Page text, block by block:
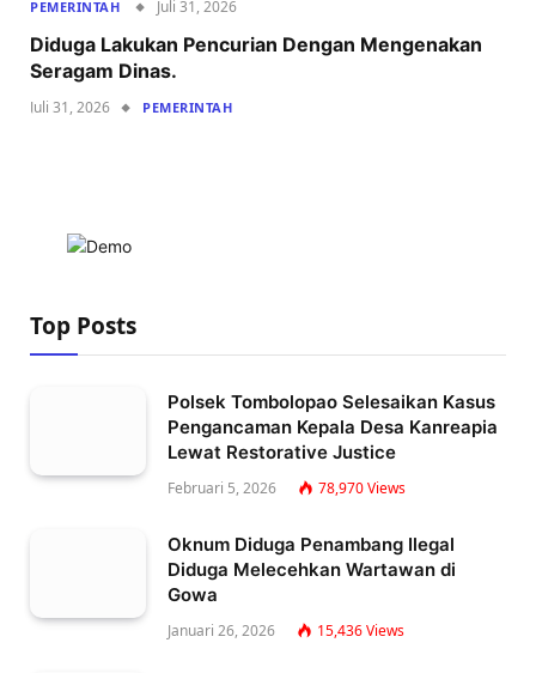
PEMERINTAH Juli 31, 2026
Diduga Lakukan Pencurian Dengan Mengenakan
Seragam Dinas.
Juli 31, 2026 PEMERINTAH
Top Posts
Polsek Tombolopao Selesaikan Kasus
Pengancaman Kepala Desa Kanreapia
Lewat Restorative Justice
Februari 5, 2026 78,970Views
Oknum Diduga Penambang Ilegal
Diduga Melecehkan Wartawan di
Gowa
Januari 26, 2026 15,436Views